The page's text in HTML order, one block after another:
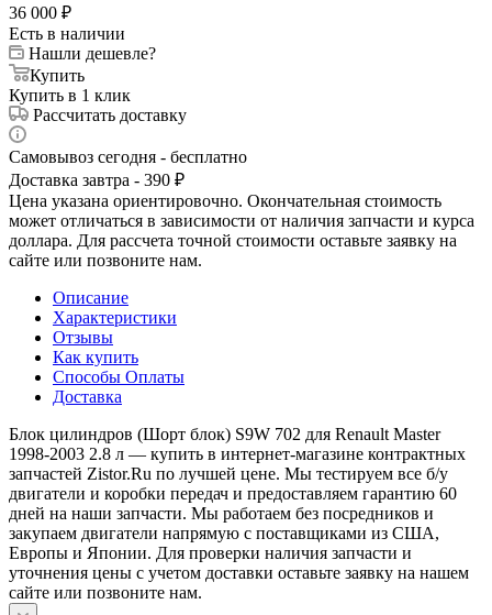
36 000 ₽
Есть в наличии
Нашли дешевле?
Купить
Купить в 1 клик
Рассчитать доставку
Самовывоз сегодня - бесплатно
Доставка завтра - 390 ₽
Цена указана ориентировочно. Окончательная стоимость
может отличаться в зависимости от наличия запчасти и курса
доллара. Для рассчета точной стоимости оставьте заявку на
сайте или позвоните нам.
Описание
Характеристики
Отзывы
Как купить
Способы Оплаты
Доставка
Блок цилиндров (Шорт блок) S9W 702 для Renault Master
1998-2003 2.8 л — купить в интернет-магазине контрактных
запчастей Zistor.Ru по лучшей цене. Мы тестируем все б/у
двигатели и коробки передач и предоставляем гарантию 60
дней на наши запчасти. Мы работаем без посредников и
закупаем двигатели напрямую с поставщиками из США,
Европы и Японии. Для проверки наличия запчасти и
уточнения цены с учетом доставки оставьте заявку на нашем
сайте или позвоните нам.